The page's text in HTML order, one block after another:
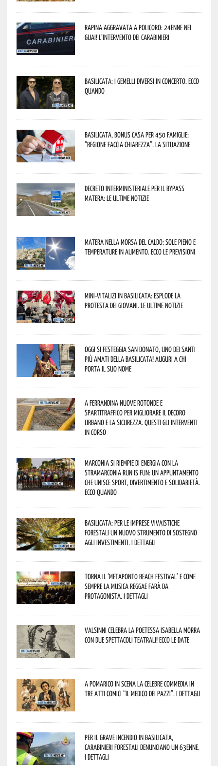
Rapina aggravata a Policoro: 24enne nei
guai! L’intervento dei Carabinieri
Basilicata: i Gemelli DiVersi in concerto. Ecco
quando
Basilicata, Bonus casa per 450 famiglie:
“Regione faccia chiarezza”. La situazione
Decreto interministeriale per il Bypass
Matera: le ultime notizie
Matera nella morsa del caldo: sole pieno e
temperature in aumento. Ecco le previsioni
Mini-vitalizi in Basilicata: esplode la
protesta dei giovani. Le ultime notizie
Oggi si festeggia San Donato, uno dei Santi
più amati della Basilicata! Auguri a chi
porta il suo nome
A Ferrandina nuove rotonde e
spartitraffico per migliorare il decoro
urbano e la sicurezza. Questi gli interventi
in corso
Marconia si riempie di energia con la
StraMarconia Run is Fun: un appuntamento
che unisce sport, divertimento e solidarietà.
Ecco quando
Basilicata: per le imprese vivaistiche
forestali un nuovo strumento di sostegno
agli investimenti. I dettagli
Torna il ‘Metaponto beach festival’ e come
sempre la musica reggae farà da
protagonista. I dettagli
Valsinni celebra la poetessa Isabella Morra
con due spettacoli teatrali! Ecco le date
A Pomarico in scena la celebre commedia in
tre atti comici “Il medico dei pazzi”. I dettagli
Per il grave incendio in Basilicata,
Carabinieri forestali denunciano un 63enne.
I dettagli